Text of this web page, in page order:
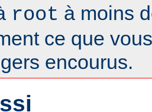
root à moins
ce que
encourus.